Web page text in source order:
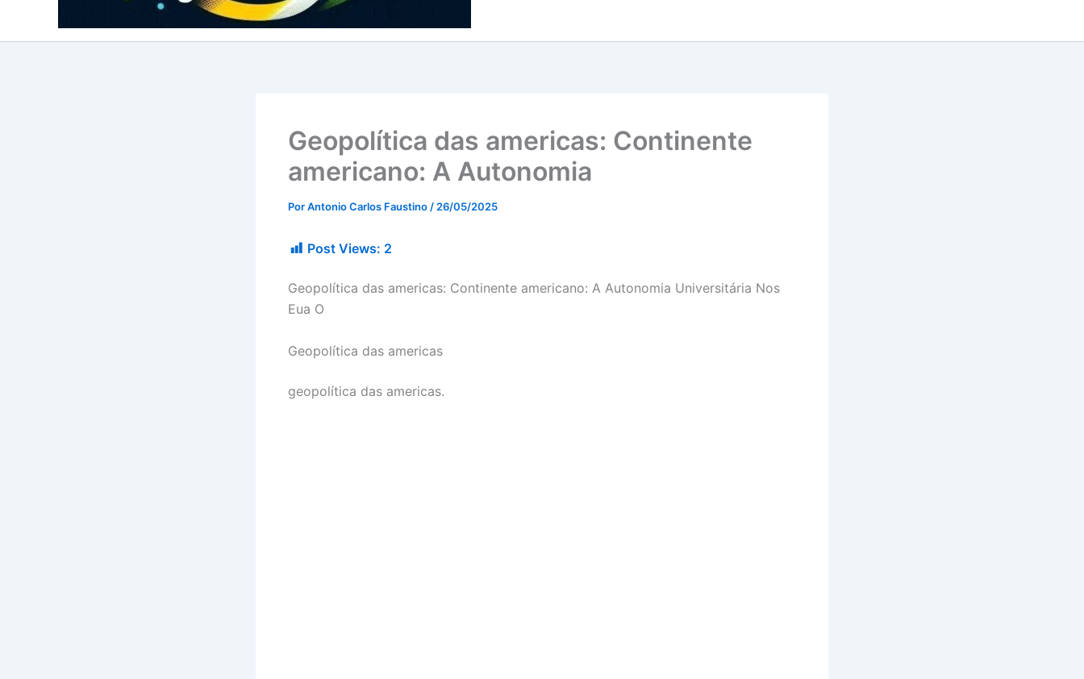
Geopolítica das americas: Continente
americano: A Autonomia
PorAntonio Carlos Faustino / 26/05/2025
Post Views: 2
Geopolítica das americas: Continente americano: A Autonomia Universitária Nos
Eua O
Geopolítica das americas
geopolítica das americas.